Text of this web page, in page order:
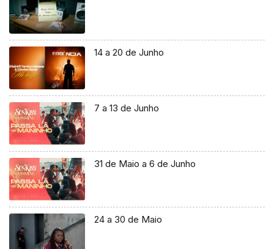
14 a 20 de Junho
7 a 13 de Junho
31 de Maio a 6 de Junho
24 a 30 de Maio